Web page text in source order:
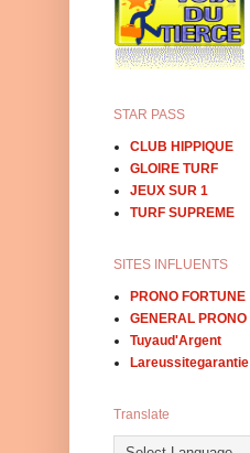
STAR PASS
CLUB HIPPIQUE
GLOIRE TURF
JEUX SUR 1
TURF SUPREME
SITES INFLUENTS
PRONO FORTUNE
GENERAL PRONO
Tuyaud'Argent
Lareussitegarantie
Translate